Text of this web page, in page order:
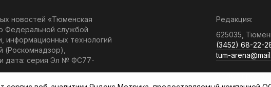
новостей «Тюменская
Федеральной службой
информационных технологий
(Роскомнадзор),
дата: серия Эл № ФС77-
Редакция:
625035,
(3452) 68-22-
tum-
Отдел продаж: